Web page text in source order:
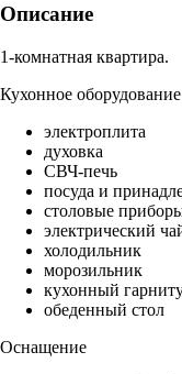
Описание
1-комнатная квартира.
Кухонное оборудование
электроплита
духовка
СВЧ-печь
посуда и
столовые
электрический
холодильник
морозильник
кухонный
обеденный стол
Оснащение